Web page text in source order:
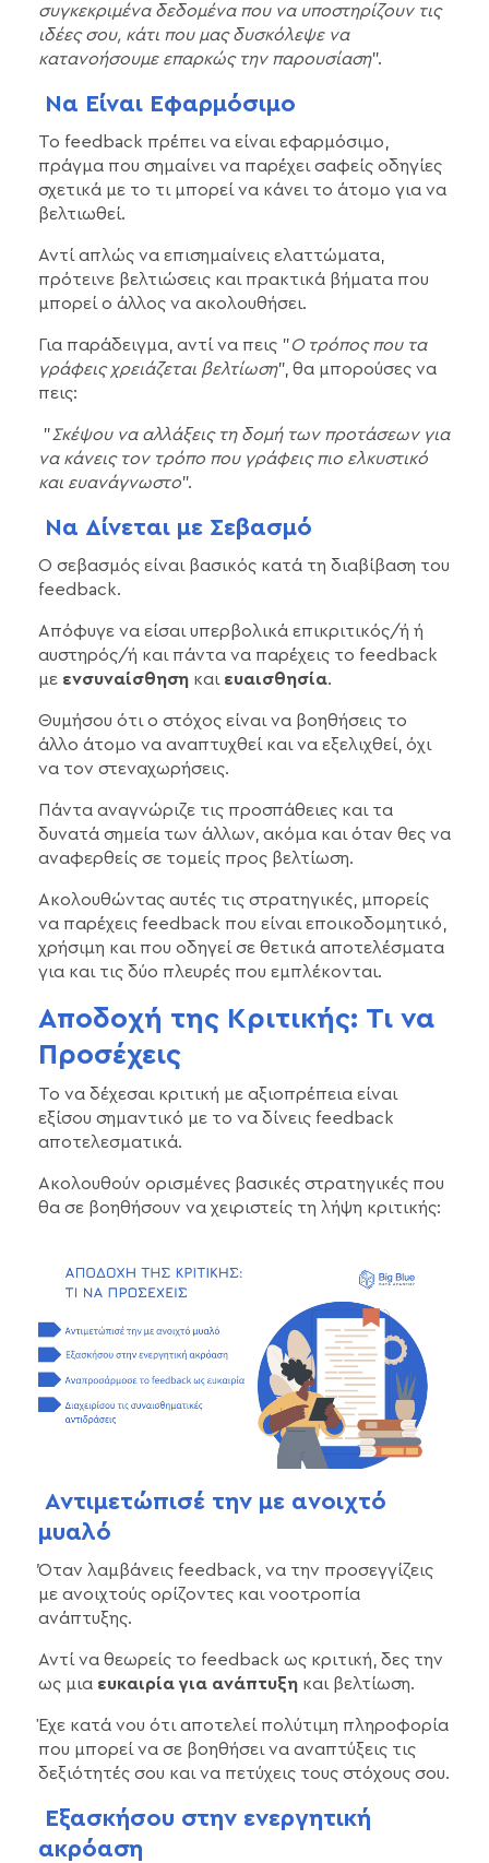
συγκεκριμένα δεδομένα που να υποστηρίζουν τις
ιδέες σου, κάτι που μας δυσκόλεψε να
κατανοήσουμε επαρκώς την παρουσίαση".
Να Είναι Εφαρμόσιμο
Το feedback πρέπει να είναι εφαρμόσιμο,
πράγμα που σημαίνει να παρέχει σαφείς οδηγίες
σχετικά με το τι μπορεί να κάνει το άτομο για να
βελτιωθεί.
Αντί απλώς να επισημαίνεις ελαττώματα,
πρότεινε βελτιώσεις και πρακτικά βήματα που
μπορεί ο άλλος να ακολουθήσει.
Για παράδειγμα, αντί να πεις "Ο τρόπος που τα
γράφεις χρειάζεται βελτίωση", θα μπορούσες να
πεις:
"Σκέψου να αλλάξεις τη δομή των προτάσεων για
να κάνεις τον τρόπο που γράφεις πιο ελκυστικό
και ευανάγνωστο".
Να Δίνεται με Σεβασμό
Ο σεβασμός είναι βασικός κατά τη διαβίβαση του
feedback.
Απόφυγε να είσαι υπερβολικά επικριτικός/ή ή
αυστηρός/ή και πάντα να παρέχεις το feedback
με ενσυναίσθηση και ευαισθησία.
Θυμήσου ότι ο στόχος είναι να βοηθήσεις το
άλλο άτομο να αναπτυχθεί και να εξελιχθεί, όχι
να τον στεναχωρήσεις.
Πάντα αναγνώριζε τις προσπάθειες και τα
δυνατά σημεία των άλλων, ακόμα και όταν θες να
αναφερθείς σε τομείς προς βελτίωση.
Ακολουθώντας αυτές τις στρατηγικές, μπορείς
να παρέχεις feedback που είναι εποικοδομητικό,
χρήσιμη και που οδηγεί σε θετικά αποτελέσματα
για και τις δύο πλευρές που εμπλέκονται.
Αποδοχή της Κριτικής: Τι να
Προσέχεις
Το να δέχεσαι κριτική με αξιοπρέπεια είναι
εξίσου σημαντικό με το να δίνεις feedback
αποτελεσματικά.
Ακολουθούν ορισμένες βασικές στρατηγικές που
θα σε βοηθήσουν να χειριστείς τη λήψη κριτικής:
Αντιμετώπισέ την με ανοιχτό
μυαλό
Όταν λαμβάνεις feedback, να την προσεγγίζεις
με ανοιχτούς ορίζοντες και νοοτροπία
ανάπτυξης.
Αντί να θεωρείς το feedback ως κριτική, δες την
ως μια ευκαιρία για ανάπτυξη και βελτίωση.
Έχε κατά νου ότι αποτελεί πολύτιμη πληροφορία
που μπορεί να σε βοηθήσει να αναπτύξεις τις
δεξιότητές σου και να πετύχεις τους στόχους σου.
Εξασκήσου στην ενεργητική
ακρόαση